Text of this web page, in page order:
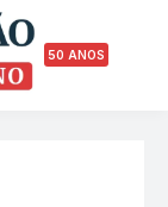
50 ANOS